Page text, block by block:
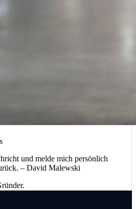
und melde mich persönlich
– David Malewski